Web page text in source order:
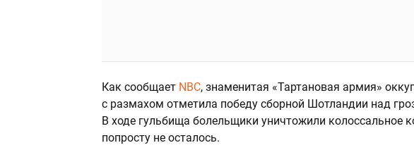
Как сообщает NBC, знаменитая «Тартановая армия»
с размахом отметила победу сборной Шотландии над
В ходе гульбища болельщики уничтожили колоссальное
попросту не осталось.